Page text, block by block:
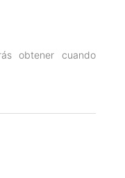
obtener cuando